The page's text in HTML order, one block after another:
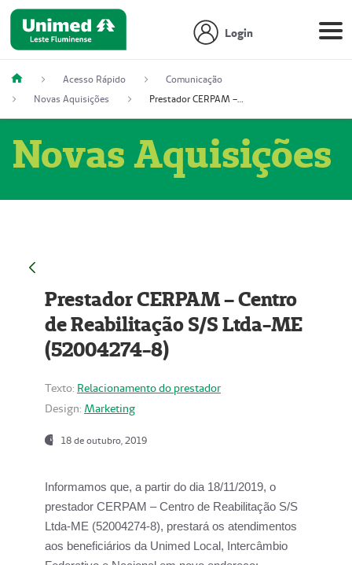
Login
Acesso Rápido
Comunicação
Novas Aquisições
Prestador CERPAM – Centro de Reabilitação S/S Ltda-ME (52004274-8)
Novas Aquisições
Prestador CERPAM – Centro
de Reabilitação S/S Ltda-ME
(52004274-8)
Texto: Relacionamento do prestador
Design: Marketing
18 de outubro, 2019
Informamos que, a partir do dia 18/11/2019, o
prestador CERPAM – Centro de Reabilitação S/S
Ltda-ME (52004274-8), prestará os atendimentos
aos beneficiários da Unimed Local, Intercâmbio